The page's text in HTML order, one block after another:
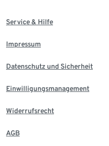
Service & Hilfe
Impressum
Datenschutz und Sicherheit
Einwilligungsmanagement
Widerrufsrecht
AGB